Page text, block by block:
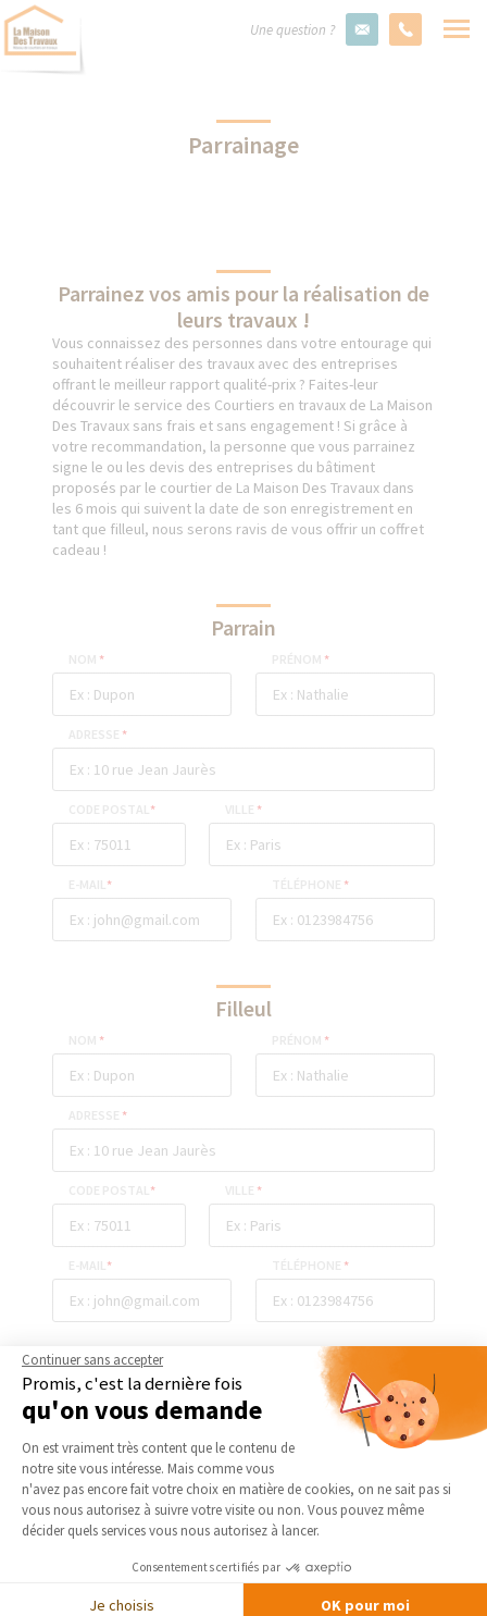
Une question ?
Parrainage
Parrainez vos amis pour la réalisation de
leurs travaux !
Vous connaissez des personnes dans votre entourage qui
souhaitent réaliser des travaux avec des entreprises
offrant le meilleur rapport qualité-prix ? Faites-leur
découvrir le service des Courtiers en travaux de La Maison
Des Travaux sans frais et sans engagement ! Si grâce à
votre recommandation, la personne que vous parrainez
signe le ou les devis des entreprises du bâtiment
proposés par le courtier de La Maison Des Travaux dans
les 6 mois qui suivent la date de son enregistrement en
tant que filleul, nous serons ravis de vous offrir un coffret
cadeau !
Parrain
* *
*
* *
* *
Filleul
* *
*
* *
* *
AGENCE D'ERMONT-
EAUBONNE
Qui sommes-nous
Actualités
NOS DOMAINES
D’INTERVENTION
EXTENSION
RÉNOVATION INTÉRIEURE
Continuer sans accepter
Promis, c'est la dernière fois
qu'on vous demande
Plateforme de Gestion du
On est vraiment très content que le contenu de
notre site vous intéresse. Mais comme vous
n'avez pas encore fait votre choix en matière de cookies, on ne sait pas si
vous nous autorisez à suivre votre visite ou non. Vous pouvez même
décider quels services vous nous autorisez à lancer.
Consentements certifiés par
Je choisis OK pour moi
Axeptio consent